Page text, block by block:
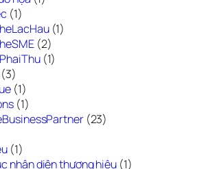
(1)
(1)
(2)
(1)
(3)
(1)
(1)
(23)
(1)
nhận diện thương hiệu (1)